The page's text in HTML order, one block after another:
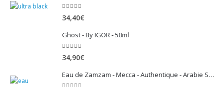
34,40€
Ghost - By IGOR - 50ml
0 sur 5
34,90€
Eau de Zamzam - Mecca - Authentique - Arabie Saoudite - 500 ml